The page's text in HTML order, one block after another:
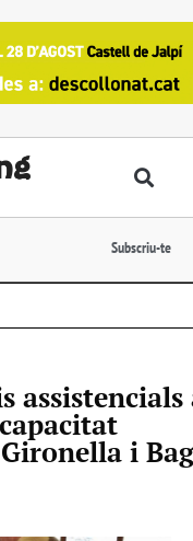
Subscriu-te
assistencials
i